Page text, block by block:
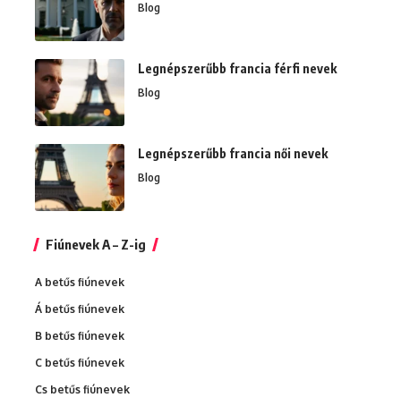
Blog
Legnépszerűbb francia férfi nevek
Blog
Legnépszerűbb francia női nevek
Blog
Fiúnevek A – Z-ig
A betűs fiúnevek
Á betűs fiúnevek
B betűs fiúnevek
C betűs fiúnevek
Cs betűs fiúnevek